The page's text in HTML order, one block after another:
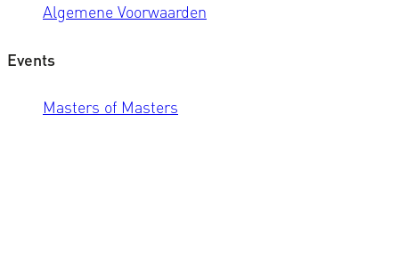
Algemene Voorwaarden
Events
Masters of Masters